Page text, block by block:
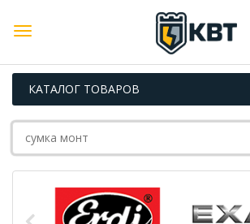
КАТАЛОГ ТОВАРОВ